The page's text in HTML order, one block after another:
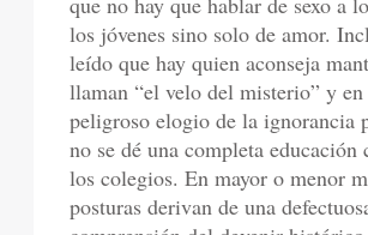
los jóvenes sino solo de amor.
leído que hay quien aconseja
llaman “el velo del misterio” y
peligroso elogio de la ignorancia
no se dé una completa educación
los colegios. En mayor o menor
posturas derivan de una